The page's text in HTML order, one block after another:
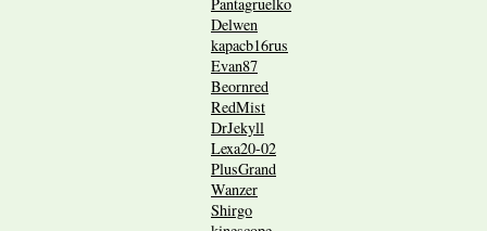
Delwen
kapacb16rus
Evan87
Beornred
RedMist
DrJekyll
Lexa20-02
PlusGrand
Wanzer
Shirgo